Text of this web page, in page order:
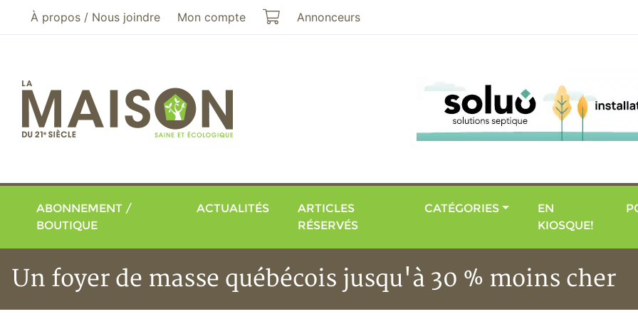
Aller au menu principal
Aller au contenu principal
À propos / Nous joindre Mon compte Mon panier
Annonceurs
ABONNEMENT /
BOUTIQUE
ACTUALITÉS
ARTICLES
RÉSERVÉS
CATÉGORIES
EN
KIOSQUE!
Un foyer de masse québécois jusqu'à 30 % moins cher